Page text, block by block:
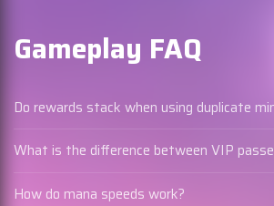
Gameplay FAQ
Do rewards stack when using duplicate
What is the difference between VIP
How do mana speeds work?